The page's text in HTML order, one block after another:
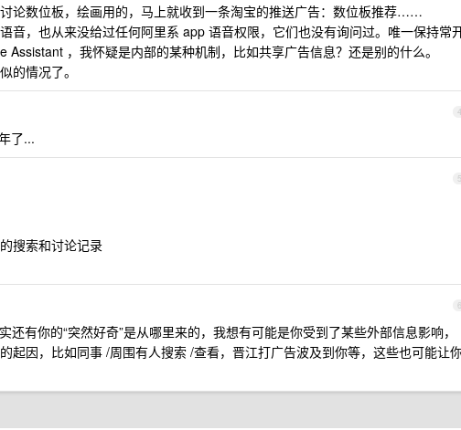
论数位板，绘画用的，马上就收到一条淘宝的推送广告：数位板推荐……
音，也从来没给过任何阿里系 app 语音权限，它们也没有询问过。唯一保持常
Assistant ，我怀疑是内部的某种机制，比如共享广告信息？还是别的什么。
的情况了。
4
了...
5
搜索和讨论记录
6
还有你的“突然好奇”是从哪里来的，我想有可能是你受到了某些外部信息影响，
起因，比如同事 /周围有人搜索 /查看，晋江打广告波及到你等，这些也可能让